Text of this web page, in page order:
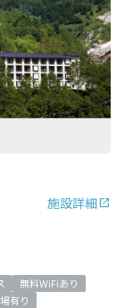
施設詳細
無料WiFiあり
有り